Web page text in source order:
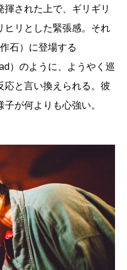
された上で、ギリギリ
ヒリとした緊張感。それ
石）に登場する
）のように、ようやく巡
応と言い換えられる。彼
が何よりも心強い。